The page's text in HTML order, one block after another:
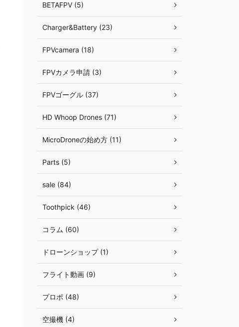
BETAFPV (5)
Charger&Battery (23)
FPVcamera (18)
FPVカメラ申請 (3)
FPVゴーグル (37)
HD Whoop Drones (71)
MicroDroneの始め方 (11)
Parts (5)
sale (84)
Toothpick (46)
コラム (60)
ドローンショップ (1)
フライト動画 (9)
プロポ (48)
空撮機 (4)